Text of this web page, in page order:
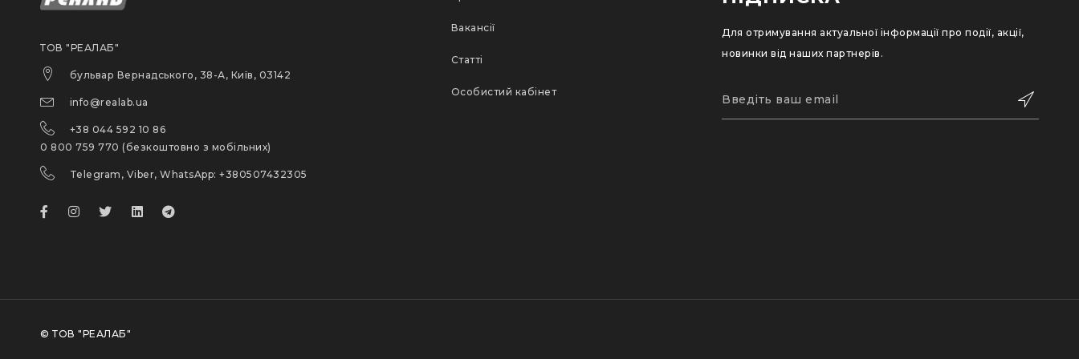
ТОВ "РЕАЛАБ"
бульвар Вернадського, 38-А, Київ, 03142
info@realab.ua
+38 044 592 10 86
0 800 759 770 (безкоштовно з мобільних)
Telegram, Viber, WhatsApp: +380507432305
Вакансії
Статті
Особистий кабінет
Для отримування актуальної інформації про події, акції,
новинки від наших партнерів.
© ТОВ "РЕАЛАБ"